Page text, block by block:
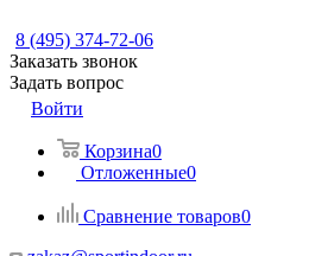
8 (495) 374-72-06
Заказать звонок
Задать вопрос
Войти
Корзина0
Отложенные0
Сравнение товаров0